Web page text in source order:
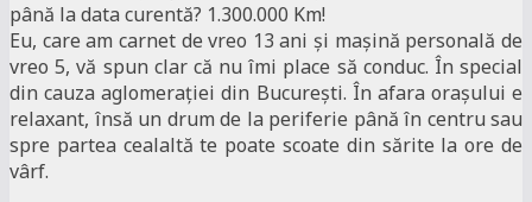
până la data curentă? 1.300.000 Km!
Eu, care am carnet de vreo 13 ani și mașină personală de
vreo 5, vă spun clar că nu îmi place să conduc. În special
din cauza aglomerației din București. În afara orașului e
relaxant, însă un drum de la periferie până în centru sau
spre partea cealaltă te poate scoate din sărite la ore de
vârf.